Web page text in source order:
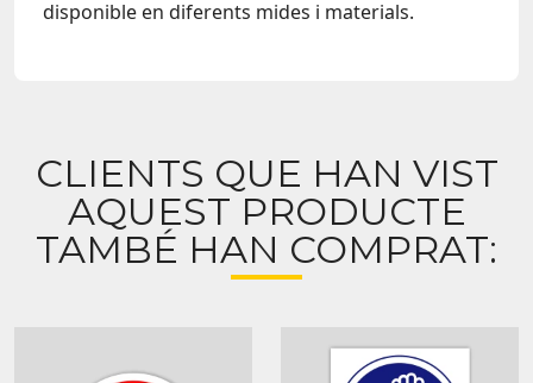
disponible en diferents mides i materials.
CLIENTS QUE HAN VIST
AQUEST PRODUCTE
TAMBÉ HAN COMPRAT: